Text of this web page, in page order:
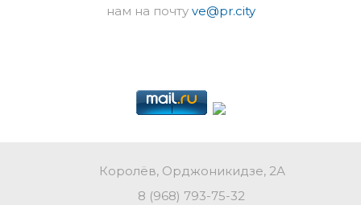
нам на почту ve@pr.city
Королёв, Орджоникидзе, 2А
8 (968) 793-75-32